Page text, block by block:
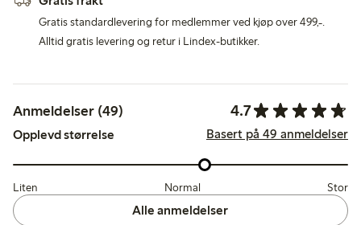
Gratis standardlevering for medlemmer ved kjøp over 499,-.
Alltid gratis levering og retur i Lindex-butikker.
Anmeldelser (49) 4.7
Opplevd størrelse Basert på 49 anmeldelser
Liten Normal Stor
Alle anmeldelser